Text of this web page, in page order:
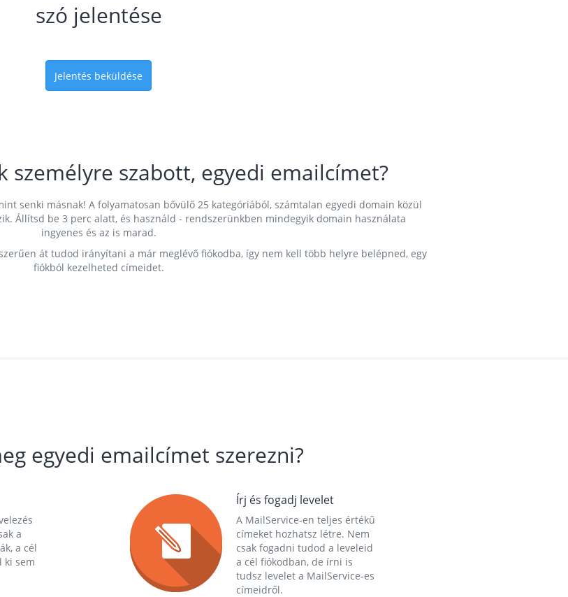
szó jelentése
Jelentés beküldése
személyre szabott, egyedi emailcímet?
senki másnak! A folyamatosan bővülő 25 kategóriából, számtalan egyedi domain közül
Állítsd be 3 perc alatt, és használd - rendszerünkben mindegyik domain használata
ingyenes és az is marad.
át tudod irányítani a már meglévő fiókodba, így nem kell több helyre belépned, egy
fiókból kezelheted címeidet.
egyedi emailcímet szerezni?
a
a cél
ki sem
Írj és fogadj levelet
A MailService-en teljes értékű
címeket hozhatsz létre. Nem
csak fogadni tudod a leveleid
a cél fiókodban, de írni is
tudsz levelet a MailService-es
címeidről.